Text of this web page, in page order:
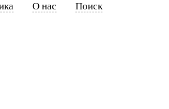
О нас Поиск